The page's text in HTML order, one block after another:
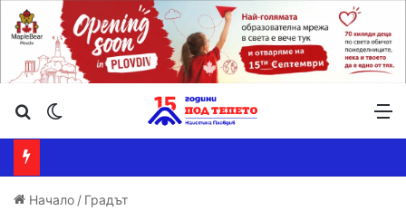
Търсене ...
Начало / Градът